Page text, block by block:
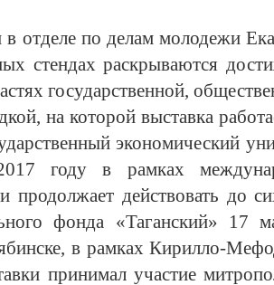
в отделе по делам молодежи
стендах раскрываются
государственной,
на которой выставка
экономический
году в рамках
продолжает действовать до
фонда «Таганский» 17
в рамках Кирилло-
принимал участие